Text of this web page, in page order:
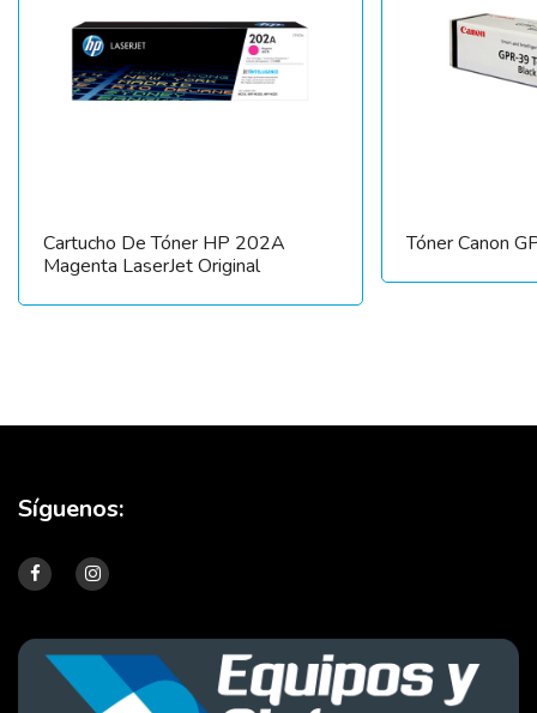
Cartucho De Tóner HP 202A
Magenta LaserJet Original
Tóner Canon
Síguenos: